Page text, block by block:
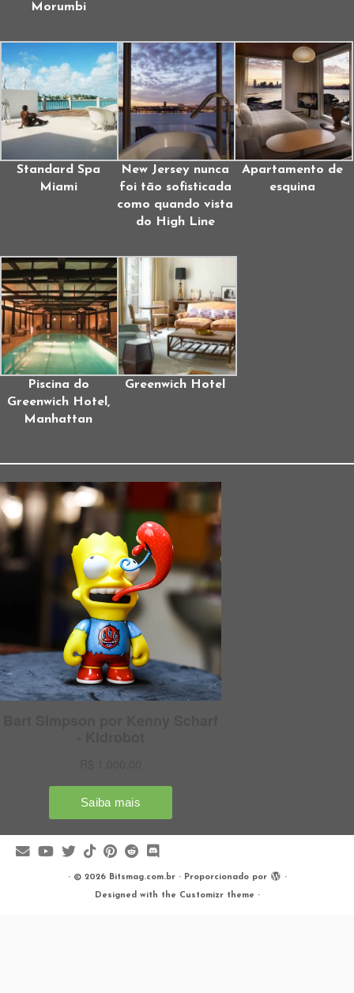
Morumbi
Standard Spa
Miami
New Jersey nunca
foi tão sofisticada
como quando vista
do High Line
Apartamento de
esquina
Piscina do
Greenwich Hotel,
Manhattan
Greenwich Hotel
· © 2026 Bitsmag.com.br· Proporcionado por ·
Designed with the Customizr theme ·